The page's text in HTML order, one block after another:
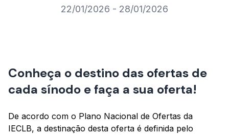
22/01/2026 - 28/01/2026
Conheça o destino das ofertas de
cada sínodo e faça a sua oferta!
De acordo com o Plano Nacional de Ofertas da
IECLB, a destinação desta oferta é definida pelo